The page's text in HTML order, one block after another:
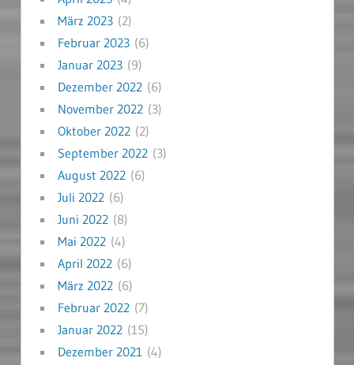
März 2023(2)
Februar 2023(6)
Januar 2023(9)
Dezember 2022(6)
November 2022(3)
Oktober 2022(2)
September 2022(3)
August 2022(6)
Juli 2022(6)
Juni 2022(8)
Mai 2022(4)
April 2022(6)
März 2022(6)
Februar 2022(7)
Januar 2022(15)
Dezember 2021(4)